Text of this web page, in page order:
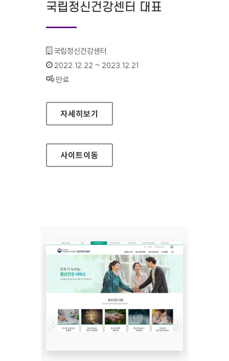
국립정신건강센터 대표
기관명 :
국립정신건강센터
인증기간 :
2022.12.22 ~ 2023.12.21
상태 :
만료
국립정신건강센터 대표
자세히보기
사이트이동